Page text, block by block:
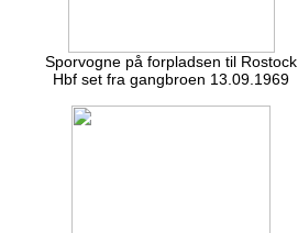
Sporvogne på forpladsen til Rostock
Hbf set fra gangbroen 13.09.1969